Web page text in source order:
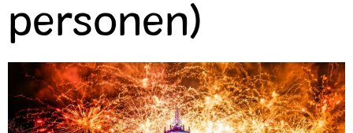
personen)